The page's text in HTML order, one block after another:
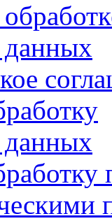
данных
данных